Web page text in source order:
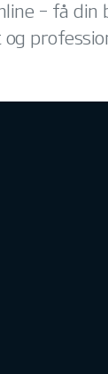
– få din